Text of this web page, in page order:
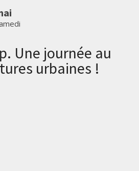
Une journée au
urbaines !